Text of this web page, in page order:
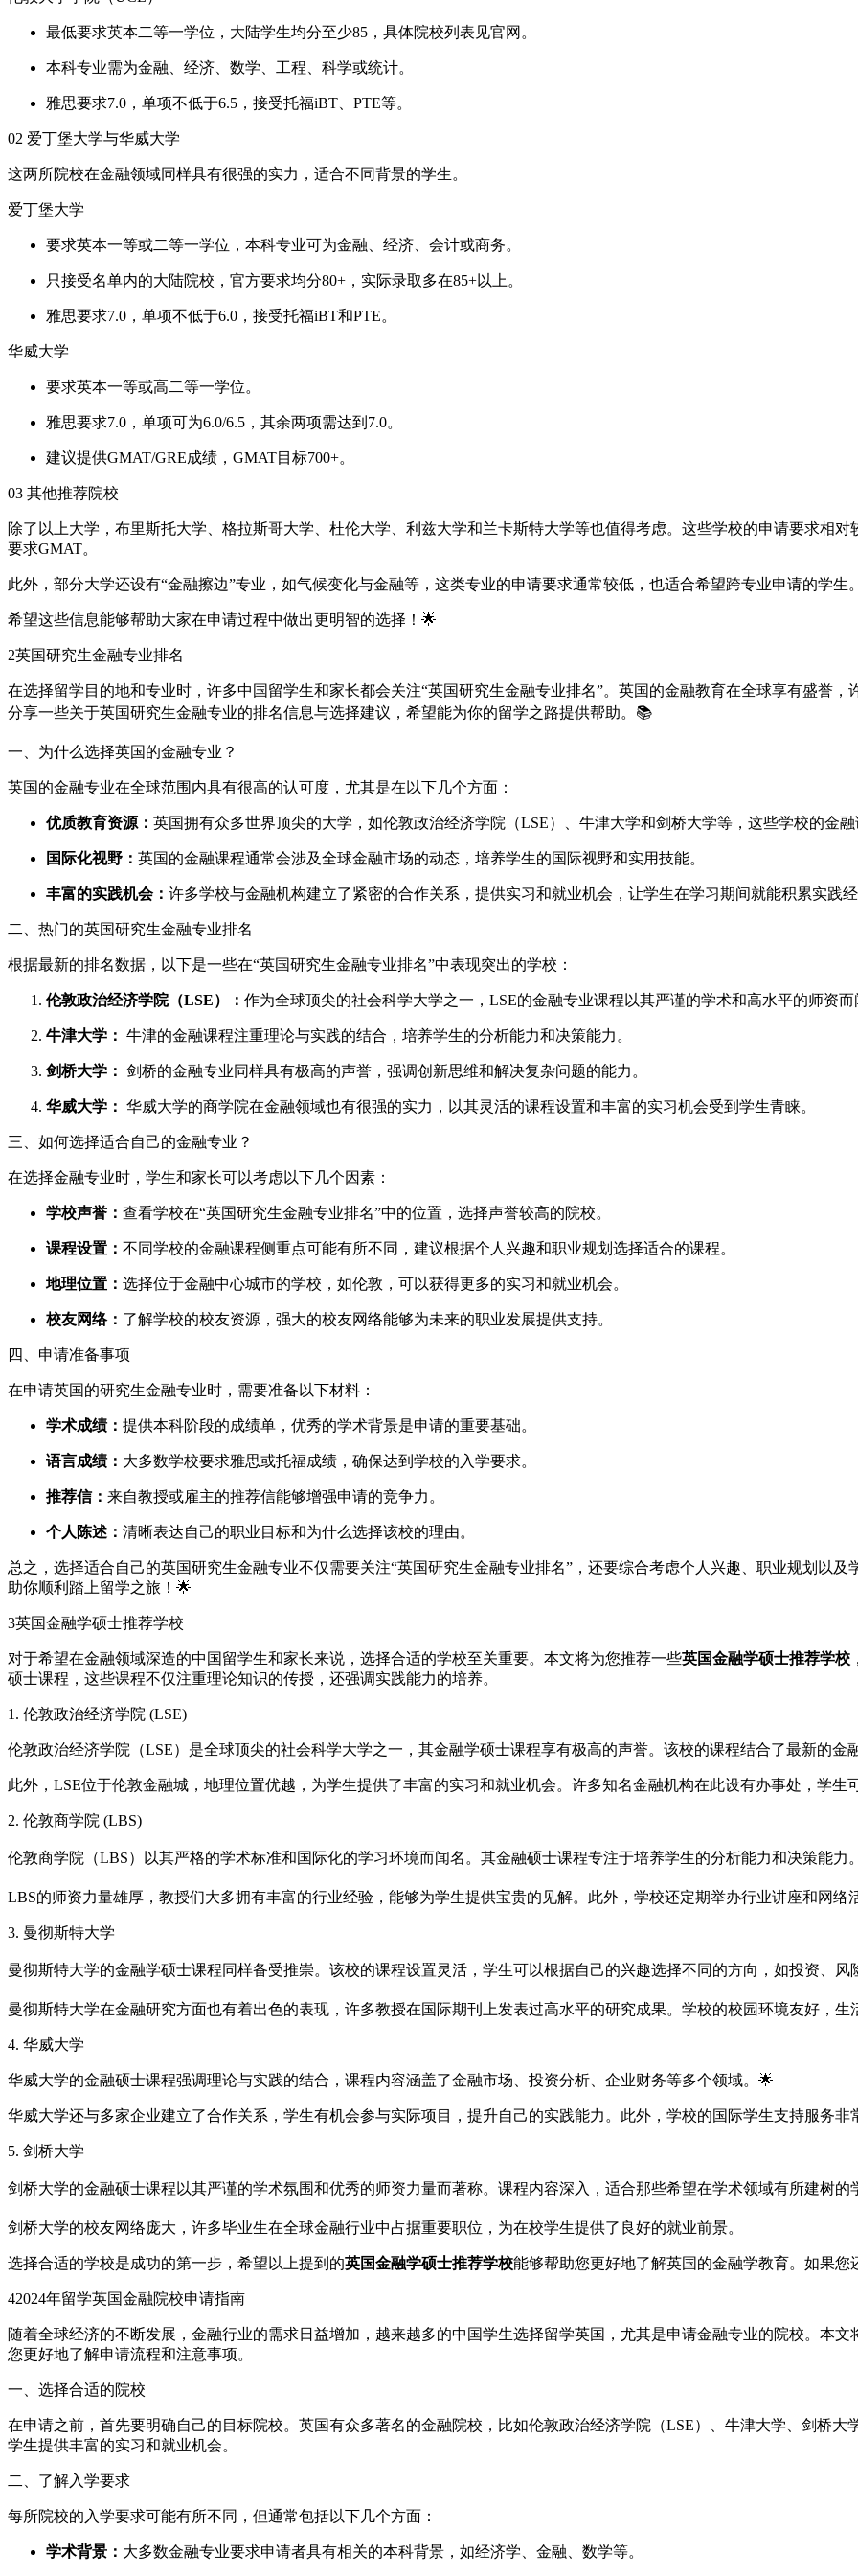
最低要求英本二等一学位，大陆学生均分至少85，具体院校列表见官网。
本科专业需为金融、经济、数学、工程、科学或统计。
雅思要求7.0，单项不低于6.5，接受托福iBT、PTE等。
02 爱丁堡大学与华威大学
这两所院校在金融领域同样具有很强的实力，适合不同背景的学生。
爱丁堡大学
要求英本一等或二等一学位，本科专业可为金融、经济、会计或商务。
只接受名单内的大陆院校，官方要求均分80+，实际录取多在85+以上。
雅思要求7.0，单项不低于6.0，接受托福iBT和PTE。
华威大学
要求英本一等或高二等一学位。
雅思要求7.0，单项可为6.0/6.5，其余两项需达到7.0。
建议提供GMAT/GRE成绩，GMAT目标700+。
03 其他推荐院校
除了以上大学，布里斯托大学、格拉斯哥大学、杜伦大学、利兹大学和兰卡斯特大学等也值得考虑。这些学校的申请要求相对
要求GMAT。
此外，部分大学还设有“金融擦边”专业，如气候变化与金融等，这类专业的申请要求通常较低，也适合希望跨专业申请的学生。
希望这些信息能够帮助大家在申请过程中做出更明智的选择！🌟
2英国研究生金融专业排名
在选择留学目的地和专业时，许多中国留学生和家长都会关注“英国研究生金融专业排名”。英国的金融教育在全球享有盛誉
分享一些关于英国研究生金融专业的排名信息与选择建议，希望能为你的留学之路提供帮助。📚
一、为什么选择英国的金融专业？
英国的金融专业在全球范围内具有很高的认可度，尤其是在以下几个方面：
优质教育资源： 英国拥有众多世界顶尖的大学，如伦敦政治经济学院（LSE）、牛津大学和剑桥大学等，这些学校的金融
国际化视野： 英国的金融课程通常会涉及全球金融市场的动态，培养学生的国际视野和实用技能。
丰富的实践机会： 许多学校与金融机构建立了紧密的合作关系，提供实习和就业机会，让学生在学习期间就能积累实践经
二、热门的英国研究生金融专业排名
根据最新的排名数据，以下是一些在“英国研究生金融专业排名”中表现突出的学校：
伦敦政治经济学院（LSE）： 作为全球顶尖的社会科学大学之一，LSE的金融专业课程以其严谨的学术和高水平的师资而
牛津大学： 牛津的金融课程注重理论与实践的结合，培养学生的分析能力和决策能力。
剑桥大学： 剑桥的金融专业同样具有极高的声誉，强调创新思维和解决复杂问题的能力。
华威大学： 华威大学的商学院在金融领域也有很强的实力，以其灵活的课程设置和丰富的实习机会受到学生青睐。
三、如何选择适合自己的金融专业？
在选择金融专业时，学生和家长可以考虑以下几个因素：
学校声誉： 查看学校在“英国研究生金融专业排名”中的位置，选择声誉较高的院校。
课程设置： 不同学校的金融课程侧重点可能有所不同，建议根据个人兴趣和职业规划选择适合的课程。
地理位置： 选择位于金融中心城市的学校，如伦敦，可以获得更多的实习和就业机会。
校友网络： 了解学校的校友资源，强大的校友网络能够为未来的职业发展提供支持。
四、申请准备事项
在申请英国的研究生金融专业时，需要准备以下材料：
学术成绩： 提供本科阶段的成绩单，优秀的学术背景是申请的重要基础。
语言成绩： 大多数学校要求雅思或托福成绩，确保达到学校的入学要求。
推荐信： 来自教授或雇主的推荐信能够增强申请的竞争力。
个人陈述： 清晰表达自己的职业目标和为什么选择该校的理由。
总之，选择适合自己的英国研究生金融专业不仅需要关注“英国研究生金融专业排名”，还要综合考虑个人兴趣、职业规划以
助你顺利踏上留学之旅！🌟
3英国金融学硕士推荐学校
对于希望在金融领域深造的中国留学生和家长来说，选择合适的学校至关重要。本文将为您推荐一些英国金融学硕士推荐学校
硕士课程，这些课程不仅注重理论知识的传授，还强调实践能力的培养。
1. 伦敦政治经济学院 (LSE)
伦敦政治经济学院（LSE）是全球顶尖的社会科学大学之一，其金融学硕士课程享有极高的声誉。该校的课程结合了最新的
此外，LSE位于伦敦金融城，地理位置优越，为学生提供了丰富的实习和就业机会。许多知名金融机构在此设有办事处，学生
2. 伦敦商学院 (LBS)
伦敦商学院（LBS）以其严格的学术标准和国际化的学习环境而闻名。其金融硕士课程专注于培养学生的分析能力和决策能力
LBS的师资力量雄厚，教授们大多拥有丰富的行业经验，能够为学生提供宝贵的见解。此外，学校还定期举办行业讲座和网络
3. 曼彻斯特大学
曼彻斯特大学的金融学硕士课程同样备受推崇。该校的课程设置灵活，学生可以根据自己的兴趣选择不同的方向，如投资、风
曼彻斯特大学在金融研究方面也有着出色的表现，许多教授在国际期刊上发表过高水平的研究成果。学校的校园环境友好，生
4. 华威大学
华威大学的金融硕士课程强调理论与实践的结合，课程内容涵盖了金融市场、投资分析、企业财务等多个领域。🌟
华威大学还与多家企业建立了合作关系，学生有机会参与实际项目，提升自己的实践能力。此外，学校的国际学生支持服务非
5. 剑桥大学
剑桥大学的金融硕士课程以其严谨的学术氛围和优秀的师资力量而著称。课程内容深入，适合那些希望在学术领域有所建树的
剑桥大学的校友网络庞大，许多毕业生在全球金融行业中占据重要职位，为在校学生提供了良好的就业前景。
选择合适的学校是成功的第一步，希望以上提到的英国金融学硕士推荐学校能够帮助您更好地了解英国的金融学教育。如果您
42024年留学英国金融院校申请指南
随着全球经济的不断发展，金融行业的需求日益增加，越来越多的中国学生选择留学英国，尤其是申请金融专业的院校。本文
您更好地了解申请流程和注意事项。
一、选择合适的院校
在申请之前，首先要明确自己的目标院校。英国有众多著名的金融院校，比如伦敦政治经济学院（LSE）、牛津大学、剑桥
学生提供丰富的实习和就业机会。
二、了解入学要求
每所院校的入学要求可能有所不同，但通常包括以下几个方面：
学术背景： 大多数金融专业要求申请者具有相关的本科背景，如经济学、金融、数学等。